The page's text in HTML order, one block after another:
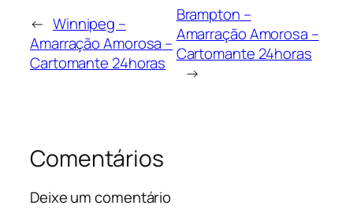
← Winnipeg –
Amarração Amorosa –
Cartomante 24horas
Brampton –
Amarração Amorosa –
Cartomante 24horas
→
Comentários
Deixe um comentário